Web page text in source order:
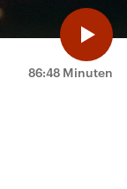
86:48 Minuten